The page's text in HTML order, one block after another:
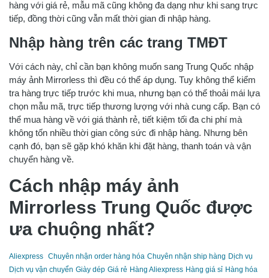
hàng với giá rẻ, mẫu mã cũng không đa dạng như khi sang trực
tiếp, đồng thời cũng vẫn mất thời gian đi nhập hàng.
Nhập hàng trên các trang TMĐT
Với cách này, chỉ cần bạn không muốn sang Trung Quốc nhập
máy ảnh Mirrorless thì đều có thể áp dụng. Tuy không thể kiểm
tra hàng trực tiếp trước khi mua, nhưng bạn có thể thoải mái lựa
chọn mẫu mã, trực tiếp thương lượng với nhà cung cấp. Bạn có
thể mua hàng về với giá thành rẻ, tiết kiệm tối đa chi phí mà
không tốn nhiều thời gian công sức đi nhập hàng. Nhưng bên
cạnh đó, bạn sẽ gặp khó khăn khi đặt hàng, thanh toán và vận
chuyển hàng về.
Cách nhập máy ảnh
Mirrorless Trung Quốc được
ưa chuộng nhất?
Aliexpress Chuyên nhận order hàng hóa Chuyên nhận ship hàng Dịch vụ
Dịch vụ vận chuyển Giày dép Giá rẻ Hàng Aliexpress Hàng giá sỉ Hàng hóa